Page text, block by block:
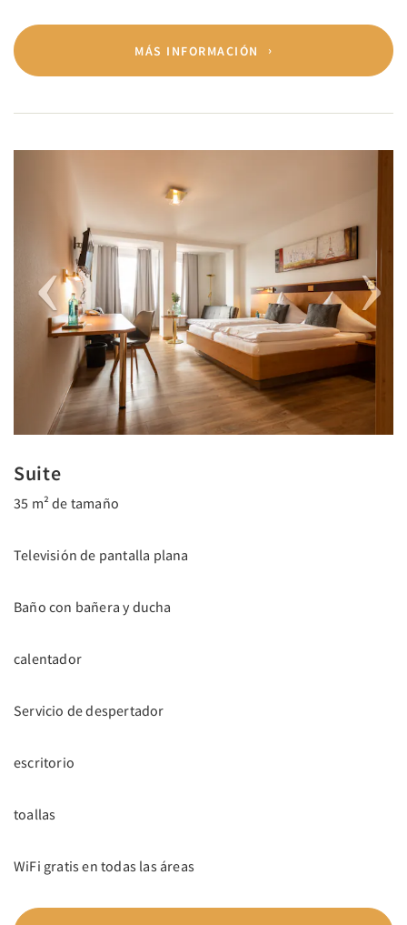
MÁS INFORMACIÓN
Suite
35 m² de tamaño
Televisión de pantalla plana
Baño con bañera y ducha
calentador
Servicio de despertador
escritorio
toallas
WiFi gratis en todas las áreas